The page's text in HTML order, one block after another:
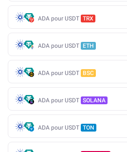
ADA pour USDT TRX
ADA pour USDT ETH
ADA pour USDT BSC
ADA pour USDT SOLANA
ADA pour USDT TON